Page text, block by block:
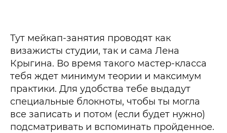
Тут мейкап-занятия проводят как
визажисты студии, так и сама Лена
Крыгина. Во время такого мастер-класса
тебя ждет минимум теории и максимум
практики. Для удобства тебе выдадут
специальные блокноты, чтобы ты могла
все записать и потом (если будет нужно)
подсматривать и вспоминать пройденное.